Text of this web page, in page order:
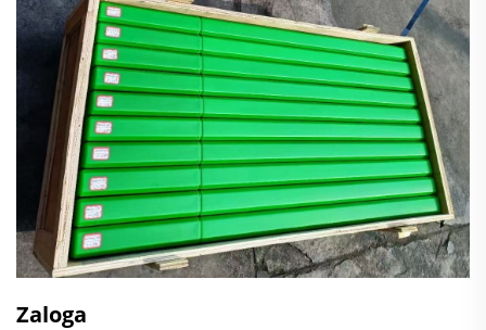
Zaloga